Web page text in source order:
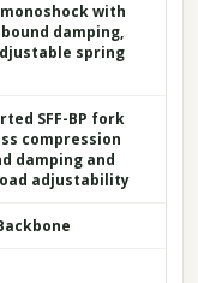
with
damping,
spring
SFF-BP fork
compression
damping and
adjustability